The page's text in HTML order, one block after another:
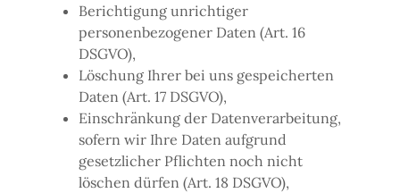
Berichtigung unrichtiger
personenbezogener Daten (Art. 16
DSGVO),
Löschung Ihrer bei uns gespeicherten
Daten (Art. 17 DSGVO),
Einschränkung der Datenverarbeitung,
sofern wir Ihre Daten aufgrund
gesetzlicher Pflichten noch nicht
löschen dürfen (Art. 18 DSGVO),